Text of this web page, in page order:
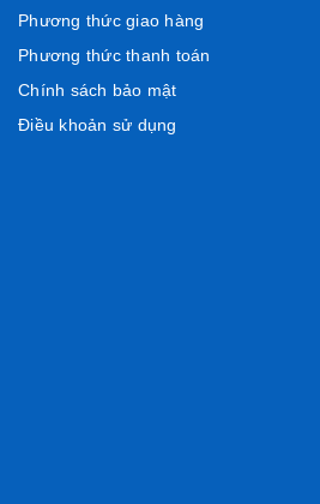
Phương thức giao hàng
Phương thức thanh toán
Chính sách bảo mật
Điều khoản sử dụng